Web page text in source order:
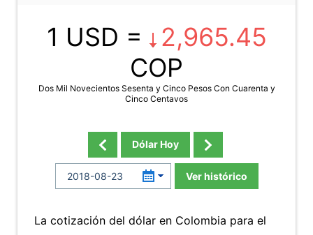
1 USD =
2,965.45
COP
Dos Mil Novecientos Sesenta y Cinco Pesos Con Cuarenta y
Cinco Centavos
Dólar Hoy
Ver histórico
La cotización del dólar en Colombia para el